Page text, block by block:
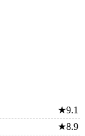
★9.1
★8.9